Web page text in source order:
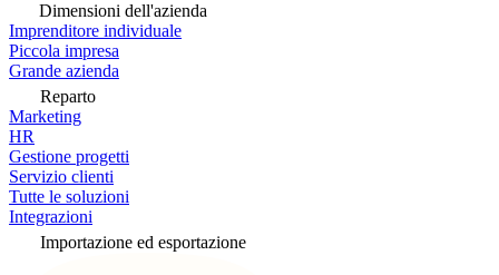
Dimensioni dell'azienda
Imprenditore individuale
Piccola impresa
Grande azienda
Reparto
Marketing
HR
Gestione progetti
Servizio clienti
Tutte le soluzioni
Integrazioni
Importazione ed esportazione